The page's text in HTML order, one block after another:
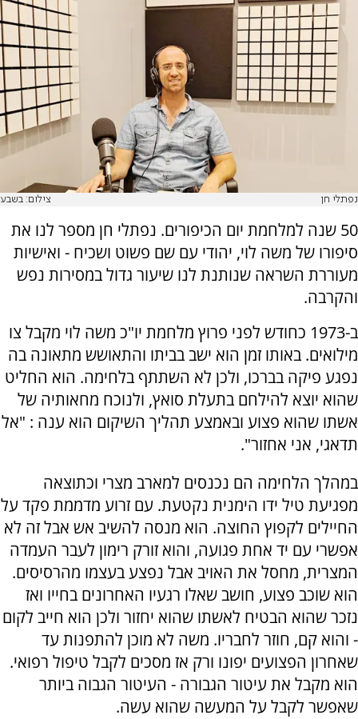
נפתלי חן צילום: בשבע
50 שנה למלחמת יום הכיפורים. נפתלי חן מספר לנו את
סיפורו של משה לוי, יהודי עם שם פשוט ושכיח - ואישיות
מעוררת השראה שנותנת לנו שיעור גדול במסירות נפש
והקרבה.
ב-1973 כחודש לפני פרוץ מלחמת יו"כ משה לוי מקבל צו
מילואים. באותו זמן הוא ישב בביתו והתאושש מתאונה בה
נפגע פיקה בברכו, ולכן לא השתתף בלחימה. הוא החליט
שהוא יוצא להילחם בתעלת סואץ, ולנוכח מחאותיה של
אשתו שהוא פצוע ובאמצע תהליך השיקום הוא ענה : "אל
תדאגי, אני אחזור".
במהלך הלחימה הם נכנסים למארב מצרי וכתוצאה
מפגיעת טיל ידו הימנית נקטעת. עם זרוע מדממת פקד על
החיילים לקפוץ החוצה. הוא מנסה להשיב אש אבל זה לא
אפשרי עם יד אחת פגועה, והוא זורק רימון לעבר העמדה
המצרית, מחסל את האויב אבל נפצע בעצמו מהרסיסים.
הוא שוכב פצוע, חושב שאלו רגעיו האחרונים בחייו ואז
נזכר שהוא הבטיח לאשתו שהוא יחזור ולכן הוא חייב לקום
- והוא קם, חוזר לחבריו. משה לא מוכן להתפנות עד
שאחרון הפצועים יפונו ורק אז מסכים לקבל טיפול רפואי.
הוא מקבל את עיטור הגבורה - העיטור הגבוה ביותר
שאפשר לקבל על המעשה שהוא עשה.